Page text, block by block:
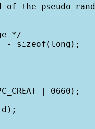
of the pseudo-
*/
- sizeof(long);
| 0660);